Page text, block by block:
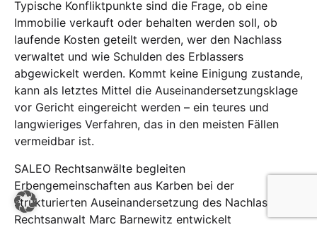
Typische Konfliktpunkte sind die Frage, ob eine
Immobilie verkauft oder behalten werden soll, ob
laufende Kosten geteilt werden, wer den Nachlass
verwaltet und wie Schulden des Erblassers
abgewickelt werden. Kommt keine Einigung zustande,
kann als letztes Mittel die Auseinandersetzungsklage
vor Gericht eingereicht werden – ein teures und
langwieriges Verfahren, das in den meisten Fällen
vermeidbar ist.
SALEO Rechtsanwälte begleiten
Erbengemeinschaften aus Karben bei der
strukturierten Auseinandersetzung des Nachlasses.
Rechtsanwalt Marc Barnewitz entwickelt